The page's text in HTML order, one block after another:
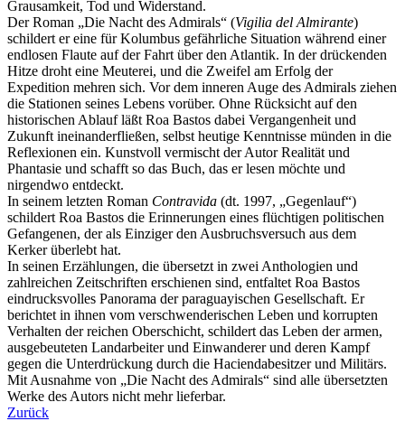
Grausamkeit, Tod und Widerstand.
Der Roman „Die Nacht des Admirals“ (Vigilia del Almirante)
schildert er eine für Kolumbus gefährliche Situation während einer
endlosen Flaute auf der Fahrt über den Atlantik. In der drückenden
Hitze droht eine Meuterei, und die Zweifel am Erfolg der
Expedition mehren sich. Vor dem inneren Auge des Admirals ziehen
die Stationen seines Lebens vorüber. Ohne Rücksicht auf den
historischen Ablauf läßt Roa Bastos dabei Vergangenheit und
Zukunft ineinanderfließen, selbst heutige Kenntnisse münden in die
Reflexionen ein. Kunstvoll vermischt der Autor Realität und
Phantasie und schafft so das Buch, das er lesen möchte und
nirgendwo entdeckt.
In seinem letzten Roman Contravida (dt. 1997, „Gegenlauf“)
schildert Roa Bastos die Erinnerungen eines flüchtigen politischen
Gefangenen, der als Einziger den Ausbruchsversuch aus dem
Kerker überlebt hat.
In seinen Erzählungen, die übersetzt in zwei Anthologien und
zahlreichen Zeitschriften erschienen sind, entfaltet Roa Bastos
eindrucksvolles Panorama der paraguayischen Gesellschaft. Er
berichtet in ihnen vom verschwenderischen Leben und korrupten
Verhalten der reichen Oberschicht, schildert das Leben der armen,
ausgebeuteten Landarbeiter und Einwanderer und deren Kampf
gegen die Unterdrückung durch die Haciendabesitzer und Militärs.
Mit Ausnahme von „Die Nacht des Admirals“ sind alle übersetzten
Werke des Autors nicht mehr lieferbar.
Zurück